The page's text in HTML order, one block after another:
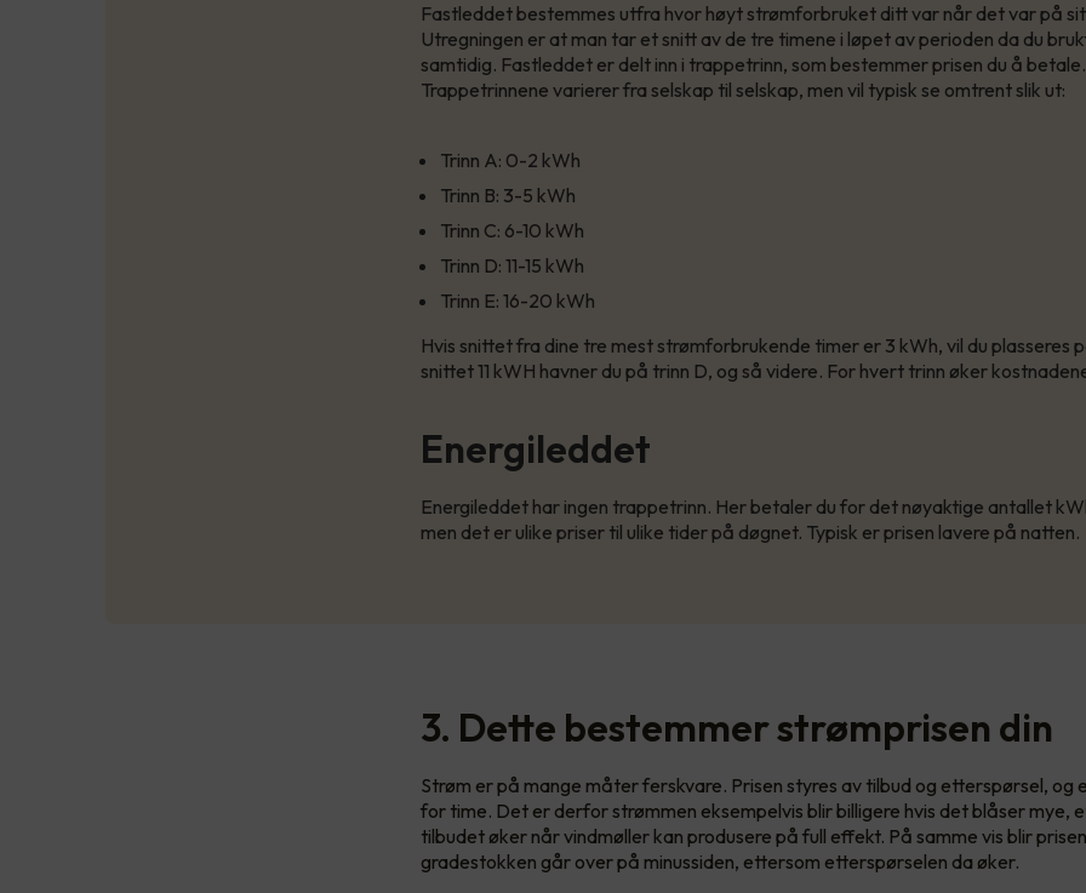
Fastleddet bestemmes utfra hvor høyt strømforbruket ditt var når det var på
Utregningen er at man tar et snitt av de tre timene i løpet av perioden da du
samtidig. Fastleddet er delt inn i trappetrinn, som bestemmer prisen du å betale.
Trappetrinnene varierer fra selskap til selskap, men vil typisk se omtrent slik ut:
Trinn A: 0-2 kWh
Trinn B: 3-5 kWh
Trinn C: 6-10 kWh
Trinn D: 11-15 kWh
Trinn E: 16-20 kWh
Hvis snittet fra dine tre mest strømforbrukende timer er 3 kWh, vil du plasseres
snittet 11 kWH havner du på trinn D, og så videre. For hvert trinn øker
Energileddet
Energileddet har ingen trappetrinn. Her betaler du for det nøyaktige antallet
men det er ulike priser til ulike tider på døgnet. Typisk er prisen lavere på natten.
3. Dette bestemmer strømprisen din
Strøm er på mange måter ferskvare. Prisen styres av tilbud og etterspørsel, og
for time. Det er derfor strømmen eksempelvis blir billigere hvis det blåser mye,
tilbudet øker når vindmøller kan produsere på full effekt. På samme vis blir
gradestokken går over på minussiden, ettersom etterspørselen da øker.